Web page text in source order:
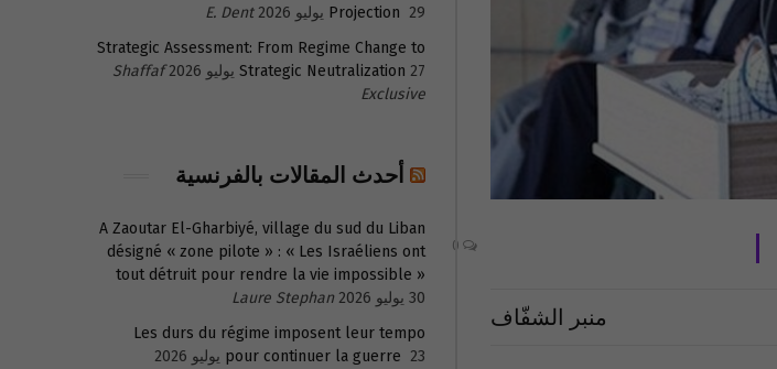
منبر الشفّاف
Projection 29 يوليو 2026
E. Dent
Strategic Assessment: From Regime Change to
Strategic Neutralization 27 يوليو 2026
Shaffaf
Exclusive
أحدث المقالات بالفرنسية
A Zaoutar El-Gharbiyé, village du sud du Liban
désigné « zone pilote » : « Les Israéliens ont
tout détruit pour rendre la vie impossible »
30 يوليو 2026
Laure Stephan
Les durs du régime imposent leur tempo
pour continuer la guerre 23 يوليو 2026